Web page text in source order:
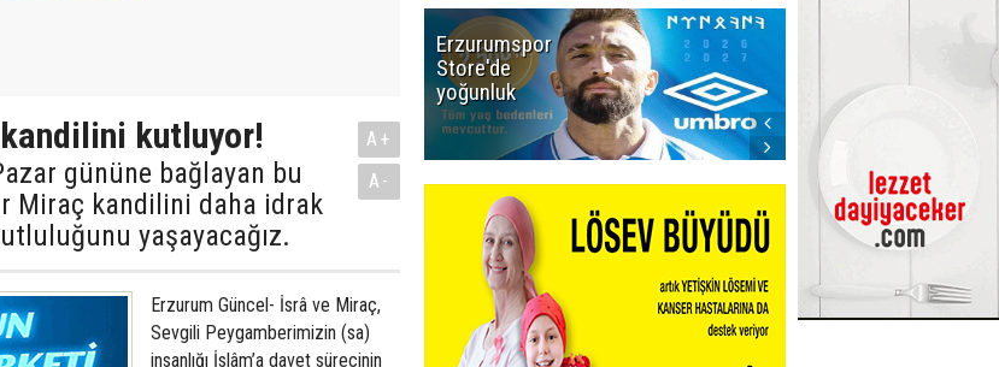
kutluyor!
gününe bağlayan bu
Miraç kandilini daha idrak
yaşayacağız.
A+
A-
Erzurum Güncel- İsrâ ve Miraç, Sevgili Peygamberimizin (sa) insanlığı İslâm’a davet sürecinin en zor yıllarında bir gece Mescid-i Haram’dan Mescid-i Aksâ’ya, oradan da zaman ve mekânın sahibi Yüce Mevla’nın sonsuz ayet ve kudretini müşahede etmek için semaya yaptığı pek çok ilahî hikmet ve bereketi içinde barındıran manevî bir yolculuktur. Bu kutlu yolculuk, İsrâ suresinin ilk ayetlerinde şöyle dile getirilmektedir: “Kendisine ayetlerimizden bir kısmını gösterelim diye kulunu (Muhammed’i) bir gece Mescid-i Haram’dan çevresini bereketlendirdiğimiz Mescid-i Aksa’ya götüren Allah’ın şanı yücedir. Hiç şüphesiz o, hakkıyla işitendir, hakkıyla görendir.” Miraç Kandili'nde bunları mutlaka yapın! ÖZEL KANDİL MESAJLARI: Ellerin semaya, dillerin duaya, gönüllerin mevlâya yöneldiği bu mübarek geceni kutlar, hayırlara vesile olmasını dilerim. Bir kandil gülü savur sevdiklerine, size onlardan gülücükler getirsin öyle içten öyle samimi ol ki göz yaşlarını bile tebessüme çevirsin Miraç Kandiliniz Mübarek Olsun. Borçlarımızdan, ceza ve günahlarımızdan kurtulmak için bu gece dua edelim Allah affeden ve bağışlayandır, unutmayalım Eller semaya kalkıp, yürekler bir atınca bu gece, gözler sevinç yaşlarıyla dolacak Kandiliniz mübarek, dualarınız kabul olsun! Bu gece kulun yalvarış ve yakarışlarını Yüce Mevla’ya sunacağı ve O’nun sonsuz affından, merhametinden, iyiliğinden bol bol yararlanacağı umut, huzur ve müjde gecesidir Kandiliniz hayırlı olsun. ALLAH’ın adıyla başladığınız her işinizde başarılar dilerim Miraç kandiliniz mübarek olsun. Size karanfilin sadakatini, sümbülün bağlılığını, menekşenin tevazusunu, lalenin gururunu, leyleğin saadetini versek, bize de dua eder misiniz? Kandiliniz mübarek olsun. Talihiniz gözleriniz kadar berrak, kaderiniz bakisiniz kadar güzel, umudunuz yarın kadar yakın, yarınınız aşkınız kadar mutlu, aşkınız Miraç kadar mukaddes, dualarınız istediğiniz gibi makbul olsun. Varlığı ebedi olan, merhamet sahibi, adaletli Yüce Allah kendisine dua edenleri geri çevirmez dualarınızın Rabbin yüce katına iletilmesine vesile olan kandiliniz mübarek olsun. Gecenin güzel yüzü yüreğine dokunsun, şeytan senden uzakta, melekler başucunda olsun, güneş öyle bir geceye doğsun ki duaların kabul kandilin mübarek olsun. Bir damla umut serpilsin yüreğine, bin tatlı umut dolsun günlerine, hayallerin gerçekleri bulsun, bütün duaların kabul, kandilin mübarek olsun. Ellerin duaya uzandığı, sinelerin dostlara açıldığı, gözlerin masumiyet aradığı bu mübarek günde tüm dualarınızın kabul olması dileğiyle iyi kandiller. Bugün ellerini semaya gönlünü Mevlaya aç, bugün günahlardan olabildiğince kaç, bugün en gizli incilerini onun için saç çünkü bugün kandil, kandilin mübarek olsun. Allah'ın aşkıyla yan bu gece, Mevlana gibi dön bu gece, secdeye varıp huzura erince, şu fakiri de an bu gece. Hayırlı kandiller! Allah'ın rahmeti, bereketi sizinle olsun, gönül güneşiniz hiç solmasın, yüzünüz aydın olsun, kabriniz nur dolsun, makamınız Firdevs, dualarınız kabul olsun. Kandiliniz kutlu olsun.. Avuçların açıldığı, gözlerin yaşardığı, ilahi esintilerin kalpleri okşadığı anın bir asra bedel olduğu bu gece dualarda birleşmek dileğiyle kandilinizi kutlarım. Bakiler sevgiler adına nice dilekler vardır. Ölümü bile ayırır saymayan gönüller vardır. Mesafeler araya set çekmişse ne çıkar, dualarda birleşen gönüller vardır. Hayırlı kandiller.. Biçarelere, dul ve aceze hatunlara bakmak için çalışıp, çabalayan kimsenin; gece sabaha kadar namaz kılan, her gün oruç tutan, meydan-I gazada cihat eden gibi Allah yanında rütbesi vardır. Bir kandil gülü savur sevdiklerine, size onlardan gülücükler getirsin öyle içten öyle samimi ol ki göz yaşlarını bile tebessüme çevirsin. Kandiliniz mübarek olsun. Borçlarımızdan, ceza ve günahlarımızdan kurtulmak için bu gece dua edelim.. Allah affeden ve bağışlayandır, unutmayalım.. Eller semaya kalkıp, yürekler bir atınca bu gece, gözler sevinç yaşlarıyla dolacak.. Kandiliniz mübarek, dualarınız kabul olsun! Bu gece kulun yalvarış ve yakarışlarını Yüce Mevla'ya sunacağı ve O'nun sonsuz affından, merhametinden, iyiliğinden bol bol yararlanacağı umut, huzur ve müjde gecesidir. Kandiliniz hayırlı olsun! Bu günlerin feyzi üzerinize, rahmeti geçmişinize, bereketi evinize, nuru ahiretimize, sıcaklığı yuvamıza dolsun. Kandiliniz mübarek olsun.. Konsun yine pervazlara güvercinler, hu hulara karışsın aminler, mübarek akşamdır, gelin ey Fatihalar, Yasinler.... İyi Kandiller.... Size karanfilin sadakatini, sümbülün bağlılığını, menekşenin tevazusunu, lalenin gururunu, leyleğin saadetini versek, bize de dua eder misiniz? Kandiliniz mübarek olsun.. Talihiniz gözleriniz kadar berrak, kaderiniz bakışınız kadar güzel, umudunuz yarın kadar yakın, yarınınız aşkınız kadar mutlu, aşkınız Miraç kadar mukaddes, dualarınız istediğiniz gibi makbul olsun. Varlığı ebedi olan, merhamet sahibi, adaletli Yüce Allah kendisine dua edenleri geri çevirmez. Dualarınızın Rabbin yüce katına iletilmesine vesile olan kandiliniz mübarek olsun. Yağmur yüklü bulutlar gibi gelen, eteğindeki hayır cevherlerini başımıza boşaltan ve bizlere mutluluk veren kandilin, büyüsüne kapılmanız dileğiyle. Nice kandiller. Zâde duygular yükselsin göklere, yükseklerde hafakan, gözlerde yaşlar, ona susamış dudaklar kadar, açılan eller var. Kandiliniz mübarek olsun. Ümit ederiz ki bu mübarek gece, zor günler geçirdiğimiz; fakat gelecek adına umutla dolu olduğumuz şu dönemlerde yeniden bir uyanışa vesile olur. kandiliniz mübarek olsun.. Semanın kapılarının açılıp rahmetin sağanak, sağanak yağdığı bu günde düşen damlaların sizi ailece sırılsıklam etmesi dileğiyle. Sofranız afiyetli, paranız bereketli, kararlarınız isabetli, yuvanız muhabbetli, kalbiniz merhametli, bedeniniz sıhhatli, yüzünüz mutlu, kandiliniz kutlu olsun. Gecenin güzel yüzü yüreğine dokunsun, şeytan senden uzakta, melekler başucunda olsun, güneş öyle bir geceye doğsun ki duaların kabul kandilin mübarek olsun. Bir damla umut serpilsin yüreğine, bin tatlı umut dolsun günlerine, hayallerin gerçekleri bulsun, bütün duaların kabul, kandilin mübarek olsun. Güneşin güzel yüzü, yüreğine dokunsun, kabuslar senden uzakta, melekler baş ucunda dursun. Güneş öyle bir geceye doğsun ki, duaların kabul, kandilin mübarek olsun. Kuran'ın nazil olduğu bin aydan daha hayırlı bu gecenin size efradı ailenize ve bütün İslam alemine hayır bereket ve huzur getirmesini diliyor ve dua ediyorum. Avuçların açıldığı, gözlerin yaşardığı, ilahi esintilerin kalpleri okşadığı anın bir asra bedel olduğu bu gece dualarda birleşmek dileğiyle kandilinizi kutlarım. Bin aydan daha hayırlı bu mübarek gecenin büyüsüne kapılmanız dileğiyle kandiliniz mübarek olsun. Yağmur yüklü bulutlar gibi gelen, eteğindeki hayır cevherlerini başımıza boşaltan ve bizlere mutluluk veren kandilin, büyüsüne kapılmanız dileğiyle. Nice kandiller. Allah'ın adıyla başladığınız her işinizde başarılar dilerim. Kandiliniz mübarek olsun. Beraat kandilin mübarek olsun. Allah sana sevdiklerinle beraber mutlu ve huzurlu bir şekilde yaşamayı nasip etsin. Yükü sevgi özü saygı gücü barış süsü hoşgörü olan mübarek miraç kandilini kutlarım Allah'a emanet olun. Bin damla serpilsin yüreğine, bin tatlı mutluluk dolsun günlerine, bin bir hayalin gerçekleri bulsun, her türlü duaların kabul olsun, kandilin mübarek olsun... Kalpler vardır ,sevgiyi yaşatmak için, İnsanlar vardır, dostluğu paylaşmak için, Mübarek günler vardır, Beraberce kutlamak için.. Kardeşliğin daimi olduğu, sevgilerin birleştiği dostlukların hiç bitmediği, belki durgun, belki yorgun, yine de mutlu, yine de sevgi dolu nice kandillere. En ışıltılı bakışların gözlerinde, en tatlı sözlerin kulaklarında, tüm mutlulukların avuçlarında ve en sonsuz sevgilerin gönlünce yaşayacağı nice mutlu kandillere. Geçmişin bugünle, ışığın gölgeyle umudun gerçekle, ışığın gölgeyle, üzüntünün neşeyle, öfkenin sevgiyle barıştığı nice kandillere. Dertlerimiz kum tanesi kadar küçük, sevinçlerimiz Nisan yağmuru kadar bol olsun. Bu mübarek geceniz sevapla dolsun. Kandiliniz mübarek olsun. Duanız kabul, ameliniz makbul hizmetiniz daim olsun. Saadetiniz kaim olsun. Kandiliniz kutlu olsun. Ellerin semaya, dillerin duaya, gönüllerin mevlaya yöneldiği bu mübarek geceni kutlar, hayırlara vesile olmasını dilerim. Gel ey Muhammed bahardır, dualar ardında saklı, aminlerimiz vardır. Hacdan döner gibi, Miraçtan iner gibi gel gel. Bekliyoruz yıllardır. Kandiliniz mübarek olsun.. Gül bahçesine girenler gül olmasalar da gül kokarlar. Kainatın en güzel gülünün kokusunun üzerinizde olması temennisiyle... İyi Kandiller.. Gün vardır, bin yıldan uzun gelir bize, bir yıl vardır bir günden kısa gelir bize. Bire bin yazılan bu gecede dua edelim Rabbimiz'e. Hayırlı kandiller.. Günler bize dostların güzelliği ile, geceler onların duaları ile mübarek oluyor. Umudumuz dostların hediyesi, duamız sizlerin sevgisi. Kandiliniz mübarek olsun.. Ellerin duaya uzandığı, sinelerin dostlara açıldığı, gözlerin masumiyet aradığı bu mübarek günde tüm dualarınız kabul olması dileğiyle iyi kandiller. Güneşin pembeliğiyle doğan, saflığıyla süzülen, herkese nasip olmayan mutluluk denen o en güzel duygu hep seninle olsun. Bir bayram gülüşü savur göklere eski zamanlara, gülücükler getirsin, öyle içten, öyle samimi olsun, gözyaşlarını bile tebessüme çevirsin. Yüzünden gülücük, kalbinden sevgi, bedeninden sağlık, çevrende dostluk, ömründen huzur ve neşe eksik olmasın kandillerin hep kutlu olsun. Bir avuç alkış, bir kucak sevgi, sıcak bir mesaj, kapatır tüm mesafeleri, kalbiniz nurlu ve mutlu, bayramınız kutlu olsun. Sevgi hak edenin, umut sabredenin, zafer inananın, mutluluk bekleyenin, bunların tümü senin ve sevdiklerinin olsun. Yıpranmış ve katılaşmış gönülleri rahmet meltemiyle yeşerten eşsiz Peygamberin doğum günü olan mevlit kandilinizi en içten dileklerimle tebrik ederim… Gel ey Muhammed bahardır, dualar ardında saklı, aminlerimiz vardır. Hacdan döner gibi, Miraçtan iner gibi gel gel. Bekliy
Erzurumspor
Store'de
yoğunluk
Demirtaş
iddiasına
yalanlama:
Böyle bir
açıklama
yapmadım